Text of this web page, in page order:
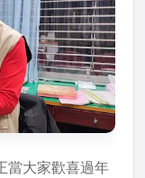
當大家歡喜過年